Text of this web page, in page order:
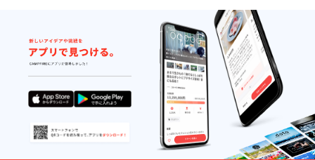
リンク
致しま
す。 ※
ビール
の価格
に関し
まして
は商品
完成後
お知ら
せいた
しま
す。 ※
出荷時
いこと
も可能
です。
クレ
ジット
につい
ては
ファン
ディン
グ終了
後にあ
らため
てご連